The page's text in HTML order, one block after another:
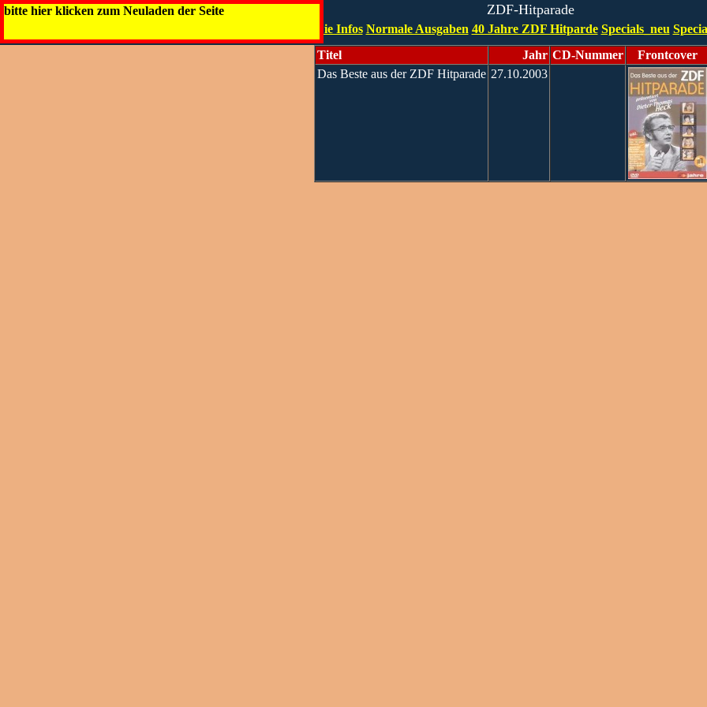
bitte hier klicken zum Neuladen der Seite ZDF-Hitparade
Die Infos Normale Ausgaben 40 Jahre ZDF Hitparde Specials_neu
Titel
Jahr CD-Nummer Frontcover
Das Beste aus der ZDF Hitparade 27.10.2003